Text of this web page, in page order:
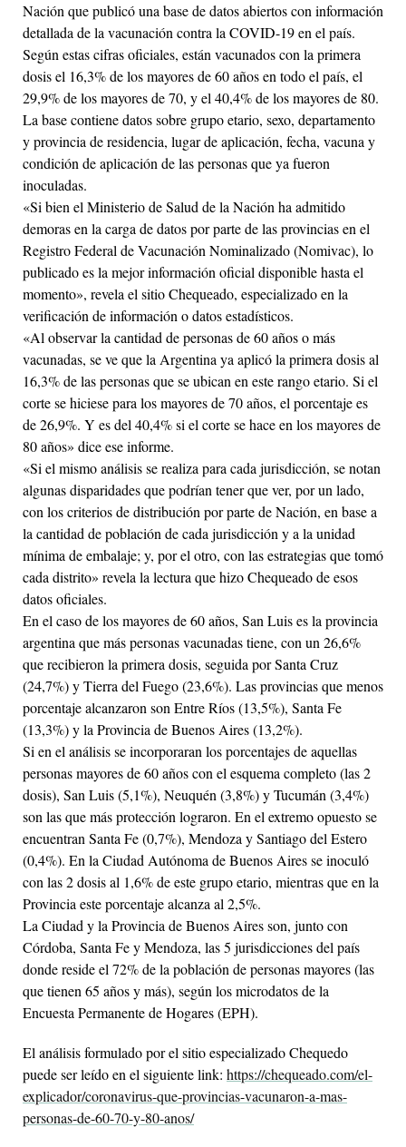
Nación que publicó una base de datos abiertos con información
detallada de la vacunación contra la COVID-19 en el país.
Según estas cifras oficiales, están vacunados con la primera
dosis el 16,3% de los mayores de 60 años en todo el país, el
29,9% de los mayores de 70, y el 40,4% de los mayores de 80.
La base contiene datos sobre grupo etario, sexo, departamento
y provincia de residencia, lugar de aplicación, fecha, vacuna y
condición de aplicación de las personas que ya fueron
inoculadas.
«Si bien el Ministerio de Salud de la Nación ha admitido
demoras en la carga de datos por parte de las provincias en el
Registro Federal de Vacunación Nominalizado (Nomivac), lo
publicado es la mejor información oficial disponible hasta el
momento», revela el sitio Chequeado, especializado en la
verificación de información o datos estadísticos.
«Al observar la cantidad de personas de 60 años o más
vacunadas, se ve que la Argentina ya aplicó la primera dosis al
16,3% de las personas que se ubican en este rango etario. Si el
corte se hiciese para los mayores de 70 años, el porcentaje es
de 26,9%. Y es del 40,4% si el corte se hace en los mayores de
80 años» dice ese informe.
«Si el mismo análisis se realiza para cada jurisdicción, se notan
algunas disparidades que podrían tener que ver, por un lado,
con los criterios de distribución por parte de Nación, en base a
la cantidad de población de cada jurisdicción y a la unidad
mínima de embalaje; y, por el otro, con las estrategias que tomó
cada distrito» revela la lectura que hizo Chequeado de esos
datos oficiales.
En el caso de los mayores de 60 años, San Luis es la provincia
argentina que más personas vacunadas tiene, con un 26,6%
que recibieron la primera dosis, seguida por Santa Cruz
(24,7%) y Tierra del Fuego (23,6%). Las provincias que menos
porcentaje alcanzaron son Entre Ríos (13,5%), Santa Fe
(13,3%) y la Provincia de Buenos Aires (13,2%).
Si en el análisis se incorporaran los porcentajes de aquellas
personas mayores de 60 años con el esquema completo (las 2
dosis), San Luis (5,1%), Neuquén (3,8%) y Tucumán (3,4%)
son las que más protección lograron. En el extremo opuesto se
encuentran Santa Fe (0,7%), Mendoza y Santiago del Estero
(0,4%). En la Ciudad Autónoma de Buenos Aires se inoculó
con las 2 dosis al 1,6% de este grupo etario, mientras que en la
Provincia este porcentaje alcanza al 2,5%.
La Ciudad y la Provincia de Buenos Aires son, junto con
Córdoba, Santa Fe y Mendoza, las 5 jurisdicciones del país
donde reside el 72% de la población de personas mayores (las
que tienen 65 años y más), según los microdatos de la
Encuesta Permanente de Hogares (EPH).
El análisis formulado por el sitio especializado Chequedo
puede ser leído en el siguiente link: https://chequeado.com/el-
explicador/coronavirus-que-provincias-vacunaron-a-mas-
personas-de-60-70-y-80-anos/